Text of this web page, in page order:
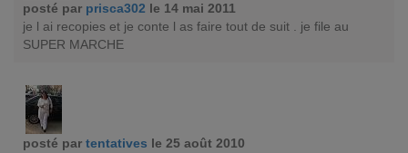
posté par prisca302 le 14 mai 2011
je l ai recopies et je conte l as faire tout de suit . je file au
SUPER MARCHE
posté par tentatives le 25 août 2010